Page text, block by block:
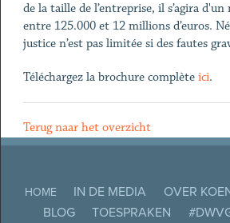
de la taille de l’entreprise, il s’agira
entre 125.000 et 12 millions d’euros.
justice n’est pas limitée si des fautes
Téléchargez la brochure complèteici.
Terug naar het overzicht
HOME IN DE MEDIA OVER
BLOG
TOESPRAKEN